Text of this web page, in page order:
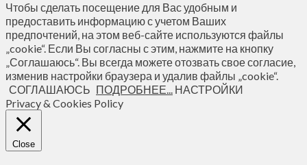
Чтобы сделать посещение для Вас удобным и
предоставить информацию с учетом Ваших
предпочтений, на этом веб-сайте используются файлы
„cookie“. Если Вы согласны с этим, нажмите на кнопку
„Соглашаюсь“. Вы всегда можете отозвать свое согласие,
изменив настройки браузера и удалив файлы „cookie“.
СОГЛАШАЮСЬ ПОДРОБНЕЕ... НАСТРОЙКИ
Privacy & Cookies Policy
Close